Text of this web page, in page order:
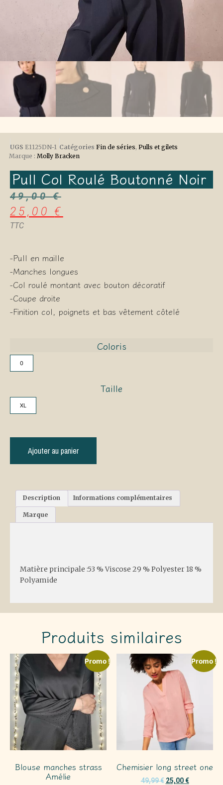
UGS E1125DN-1 Catégories Fin de séries, Pulls et gilets
Marque : Molly Bracken
Pull Col Roulé Boutonné Noir
49,00€
25,00€
TTC
-Pull en maille
-Manches longues
-Col roulé montant avec bouton décoratif
-Coupe droite
-Finition col, poignets et bas vêtement côtelé
Coloris
0
Taille
XL
Ajouter au panier
Description Informations complémentaires
Marque
Matière principale :53 % Viscose 29 % Polyester 18 %
Polyamide
Produits similaires
Promo !
Blouse manches strass
Amélie
Promo !
Chemisier long street one
49,99€ 25,00€